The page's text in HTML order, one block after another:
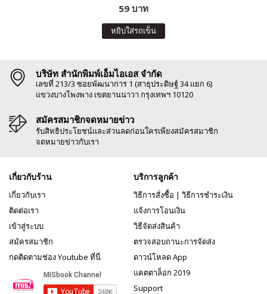
59 บาท
หยิบใส่รถเข็น
บริษัท สำนักพิมพ์เอ็มไอเอส จำกัด
เลขที่ 213/3 ซอยพัฒนาการ 1 (สาธุประดิษฐ์ 34 แยก 6)
แขวงบางโพงพาง เขตยานนาวา กรุงเทพฯ 10120
สมัครสมาชิกจดหมายข่าว
รับสิทธิประโยชน์และส่วนลดก่อนใครเพียงสมัครสมาชิก
จดหมายข่าวกับเรา
เกี่ยวกับร้าน
เกี่ยวกับเรา
ติดต่อเรา
เข้าสู่ระบบ
สมัครสมาชิก
กดติดตามช่อง Youtube ที่นี่
บริการลูกค้า
วิธีการสั่งซื้อ | วิธีการชำระเงิน
แจ้งการโอนเงิน
วิธีจัดส่งสินค้า
ตรวจสอบถานะการจัดส่ง
ดาวน์โหลด App
แคตตาล็อก 2019
Support